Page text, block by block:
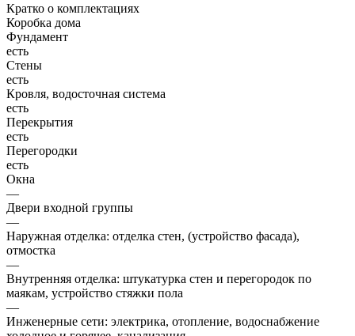
Кратко о комплектациях
Коробка дома
Фундамент
есть
Стены
есть
Кровля, водосточная система
есть
Перекрытия
есть
Перегородки
есть
Окна
—
Двери входной группы
—
Наружная отделка: отделка стен, (устройство фасада),
отмостка
—
Внутренняя отделка: штукатурка стен и перегородок по
маякам, устройство стяжки пола
—
Инженерные сети: электрика, отопление, водоснабжение